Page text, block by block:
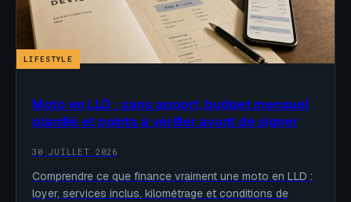
LIFESTYLE
Moto en LLD : sans apport, budget mensuel
planifié et points à vérifier avant de signer
30 JUILLET 2026
Comprendre ce que finance vraiment une moto en LLD :
loyer, services inclus, kilométrage et conditions de